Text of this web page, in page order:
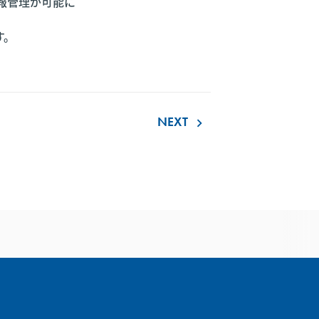
NEXT keyboard_arrow_right